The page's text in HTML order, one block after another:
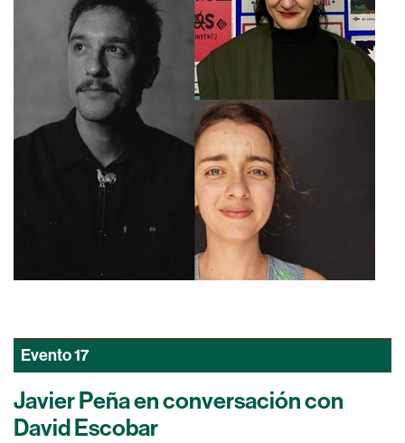
Evento17
Javier Peña en conversación con
David Escobar